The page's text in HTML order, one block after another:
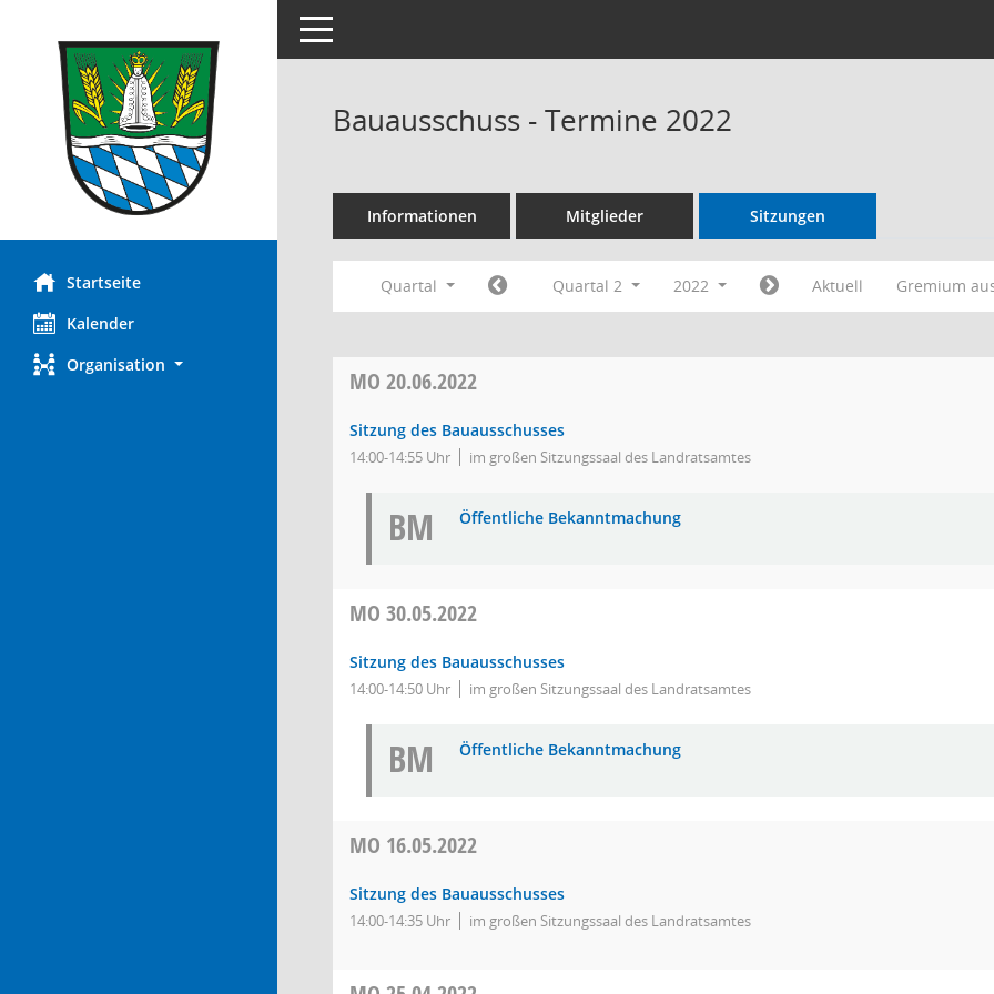
Startseite
Kalender
Organisation
Toggle navigation
Bauausschuss - Termine 2022
Informationen Mitglieder Sitzungen
Quartal Quartal 2 2022 Aktuell Gremium
MO 20.06.2022
Sitzung des Bauausschusses
14:00-14:55 Uhr im großen Sitzungssaal des Landratsamtes
BM Öffentliche Bekanntmachung
MO 30.05.2022
Sitzung des Bauausschusses
14:00-14:50 Uhr im großen Sitzungssaal des Landratsamtes
BM Öffentliche Bekanntmachung
MO 16.05.2022
Sitzung des Bauausschusses
14:00-14:35 Uhr im großen Sitzungssaal des Landratsamtes